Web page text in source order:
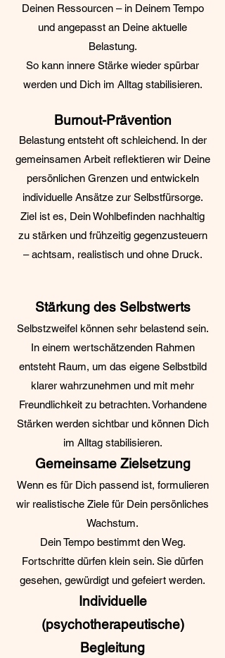
Deinen Ressourcen – in Deinem Tempo
und angepasst an Deine aktuelle
Belastung.
So kann innere Stärke wieder spürbar
werden und Dich im Alltag stabilisieren.
Burnout-Prävention
Belastung entsteht oft schleichend. In der
gemeinsamen Arbeit reflektieren wir Deine
persönlichen Grenzen und entwickeln
individuelle Ansätze zur Selbstfürsorge.
Ziel ist es, Dein Wohlbefinden nachhaltig
zu stärken und frühzeitig gegenzusteuern
– achtsam, realistisch und ohne Druck.
Stärkung des Selbstwerts
Selbstzweifel können sehr belastend sein.
In einem wertschätzenden Rahmen
entsteht Raum, um das eigene Selbstbild
klarer wahrzunehmen und mit mehr
Freundlichkeit zu betrachten. Vorhandene
Stärken werden sichtbar und können Dich
im Alltag stabilisieren.
Gemeinsame Zielsetzung
Wenn es für Dich passend ist, formulieren
wir realistische Ziele für Dein persönliches
Wachstum.
Dein Tempo bestimmt den Weg.
Fortschritte dürfen klein sein. Sie dürfen
gesehen, gewürdigt und gefeiert werden.
Individuelle
(psychotherapeutische)
Begleitung